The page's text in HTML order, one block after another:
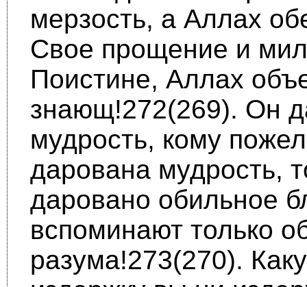
мерзость, а Аллах
Свое проще­ние и
Поистине, Аллах
знающ!272(269). Он
мудрость, кому
дарована мудрость,
даровано обильное
вспоминают только
разума!273(270).